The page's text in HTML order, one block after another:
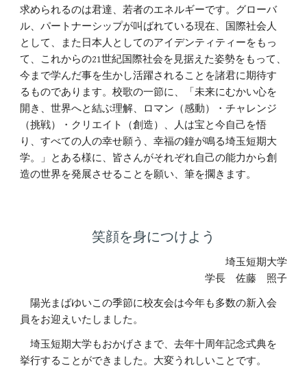
求められるのは君達、若者のエネルギーです。グローバ
ル、パートナーシップが叫ばれている現在、国際社会人
として、また日本人としてのアイデンティティーをもっ
て、これからの21世紀国際社会を見据えた姿勢をもって、
今まで学んだ事を生かし活躍されることを諸君に期待す
るものであります。校歌の一節に、「未来にむかい心を
開き、世界へと結ぶ理解、ロマン（感動）・チャレンジ
（挑戦）・クリエイト（創造）、人は宝と今自己を悟
り、すべての人の幸せ願う、幸福の鐘が鳴る埼玉短期大
学。」とある様に、皆さんがそれぞれ自己の能力から創
造の世界を発展させることを願い、筆を擱きます。
笑顔を身につけよう
埼玉短期大学
学長　佐藤　照子
陽光まばゆいこの季節に校友会は今年も多数の新入会
員をお迎えいたしました。
埼玉短期大学もおかげさまで、去年十周年記念式典を
挙行することができました。大変うれしいことです。